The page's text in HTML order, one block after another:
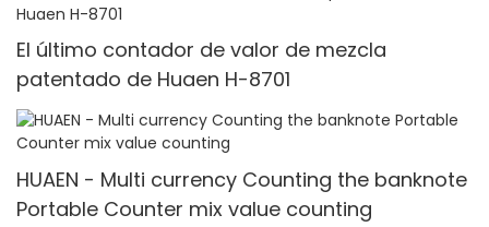
El último contador de valor de mezcla
patentado de Huaen H-8701
HUAEN - Multi currency Counting the banknote
Portable Counter mix value counting